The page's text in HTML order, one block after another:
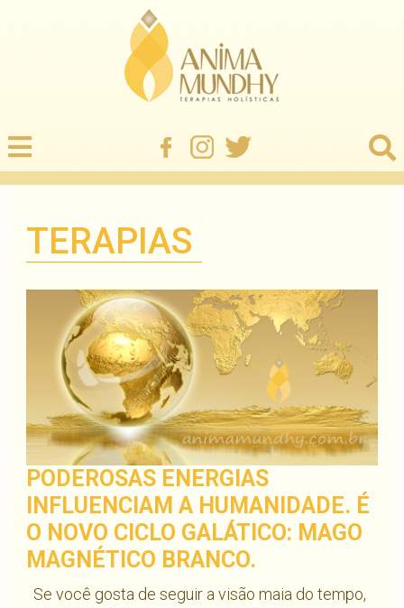
TERAPIAS
PODEROSAS ENERGIAS
INFLUENCIAM A HUMANIDADE. É
O NOVO CICLO GALÁTICO: MAGO
MAGNÉTICO BRANCO.
Se você gosta de seguir a visão maia do tempo,